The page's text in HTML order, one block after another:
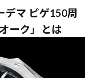
デマ ピゲ150周
ーク」とは